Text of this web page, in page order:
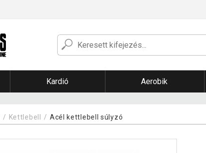
Kardió Aerobik
Kettlebell Acél kettlebell súlyzó